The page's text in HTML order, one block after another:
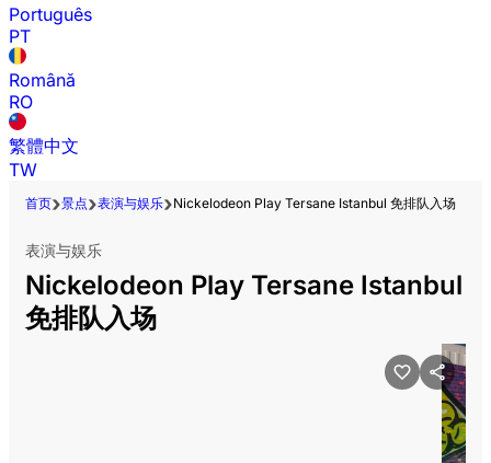
Português
PT
Română
RO
繁體中文
TW
首页 景点 表演与娱乐 Nickelodeon Play Tersane Istanbul 免排队入场
表演与娱乐
Nickelodeon Play Tersane Istanbul
免排队入场